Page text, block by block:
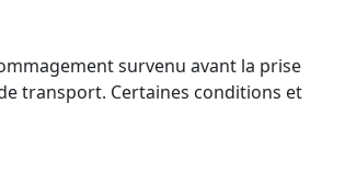
survenu avant la prise
transport. Certaines conditions et